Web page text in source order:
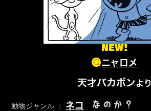
NEW!
ニャロメ
天才バカボンより
動物ジャンル ： ネコ なのか？